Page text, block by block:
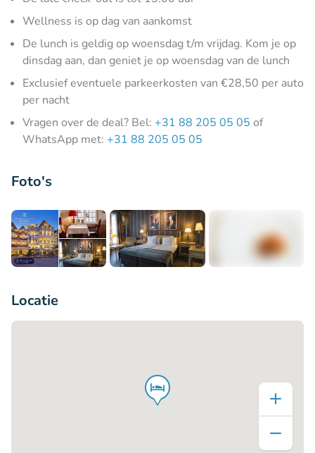
Wellness is op dag van aankomst
De lunch is geldig op woensdag t/m vrijdag. Kom je op
dinsdag aan, dan geniet je op woensdag van de lunch
Exclusief eventuele parkeerkosten van €28,50 per auto
per nacht
Vragen over de deal? Bel: +31 88 205 05 05 of
WhatsApp met: +31 88 205 05 05
Foto's
Locatie